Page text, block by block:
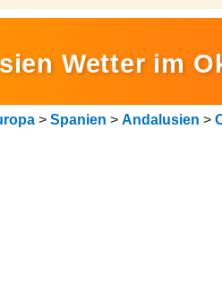
Wetter im
> Spanien > Andalusien >